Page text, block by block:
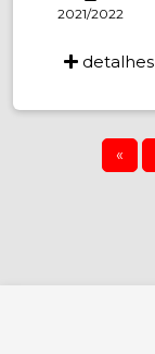
2021/2022
detalhes
«